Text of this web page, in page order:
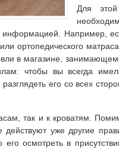
Для
информацией. Например,
ортопедического
в магазине,
чтобы вы всегда
его со всех
так и к кроватям.
уже другие
осмотреть в